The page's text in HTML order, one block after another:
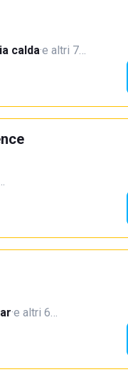
calda·e altri 7…
·e altri 6…